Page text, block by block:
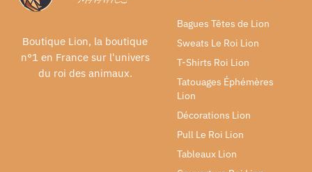
Boutique Lion, la boutique
n°1 en France sur l'univers
du roi des animaux.
Bagues Têtes de Lion
Sweats Le Roi Lion
T-Shirts Roi Lion
Tatouages Éphémères
Lion
Décorations Lion
Pull Le Roi Lion
Tableaux Lion